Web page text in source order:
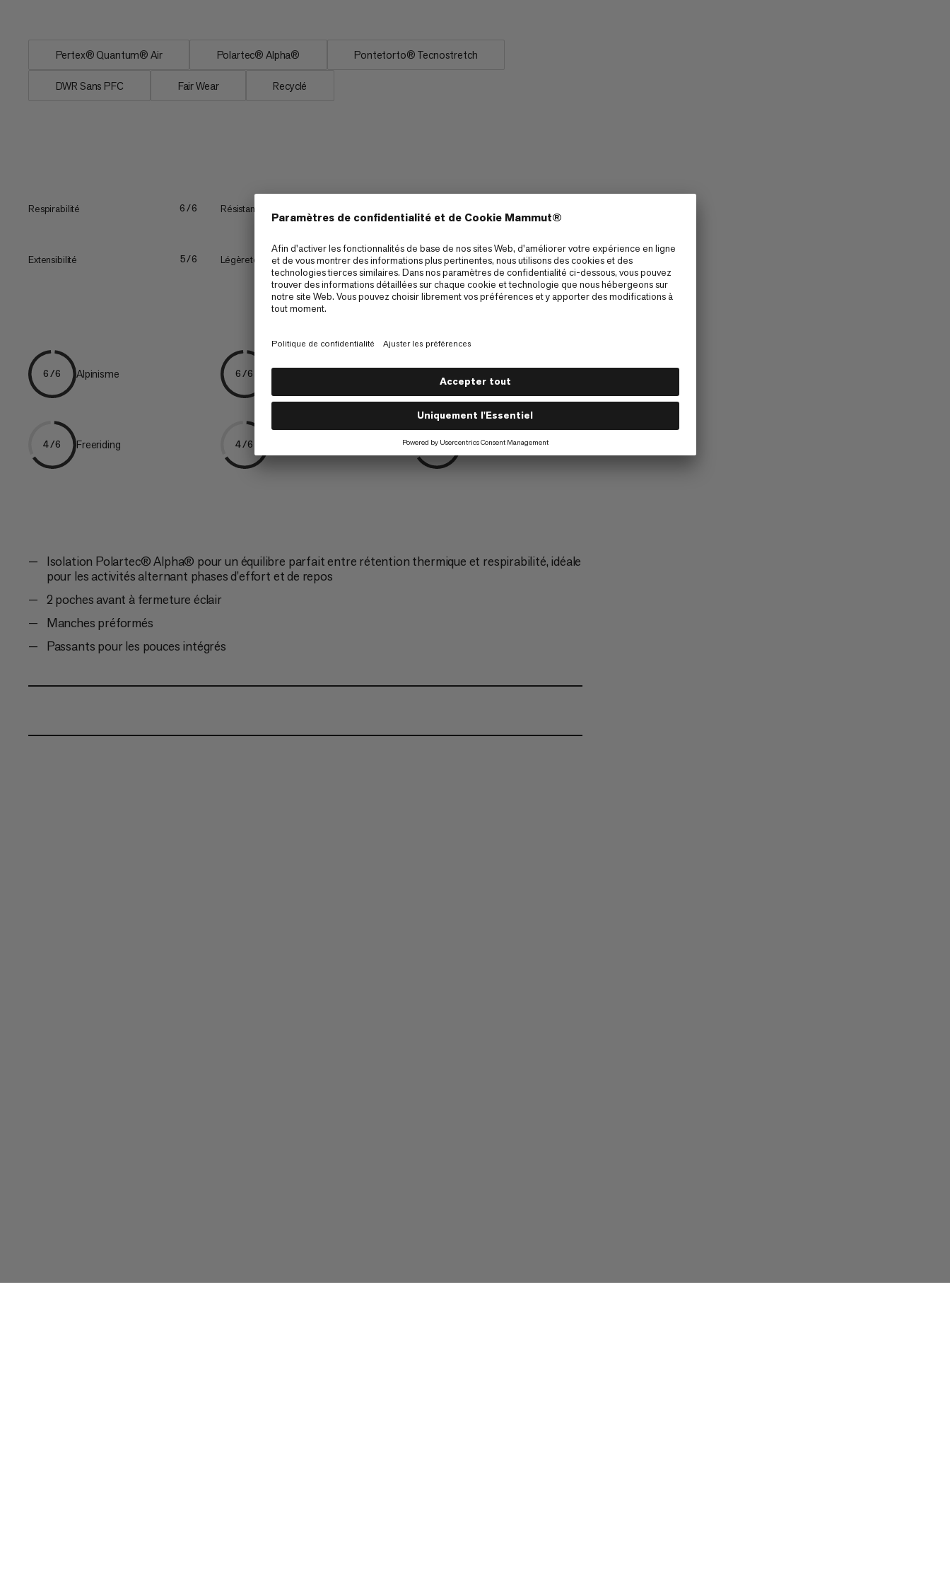
Pertex® Quantum® Air Polartec® Alpha® Pontetorto® Tecnostretch
DWR Sans PFC Fair Wear Recyclé
Respirabilité 6/6 Résistance
Extensibilité 5/6 Légèreté 5/6 Compressibilité 4/6
6/6 Alpinisme 6/6
4/6 Freeriding 4/6 4/6 Speed Mountaineering
Isolation Polartec® Alpha® pour un équilibre parfait entre rétention thermique et respirabilité, idéale
pour les activités alternant phases d’effort et de repos
2 poches avant à fermeture éclair
Manches préformés
Passants pour les pouces intégrés
Eiger Nordwand ML Hybrid Jacket Women